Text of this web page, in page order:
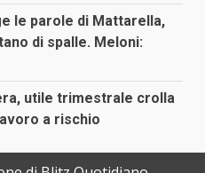
le parole di Mattarella,
di spalle. Meloni:
utile trimestrale crolla
a rischio